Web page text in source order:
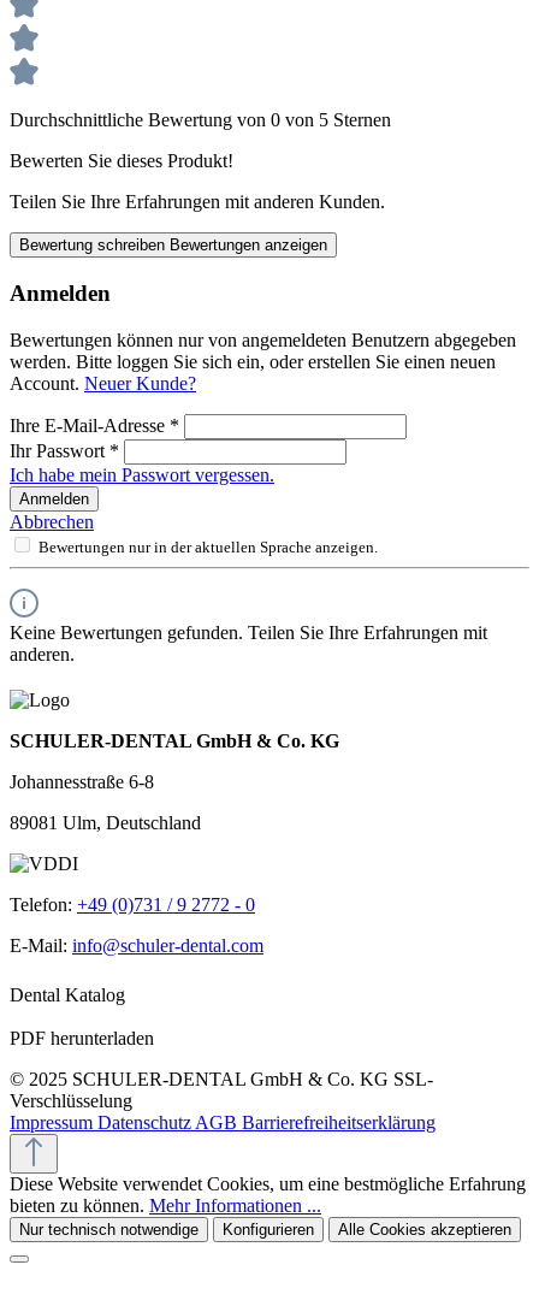
Durchschnittliche Bewertung von 0 von 5 Sternen
Bewerten Sie dieses Produkt!
Teilen Sie Ihre Erfahrungen mit anderen Kunden.
Bewertung schreiben Bewertungen anzeigen
Anmelden
Bewertungen können nur von angemeldeten Benutzern abgegeben
werden. Bitte loggen Sie sich ein, oder erstellen Sie einen neuen
Account. Neuer Kunde?
Ihre E-Mail-Adresse *
Ihr Passwort *
Ich habe mein Passwort vergessen.
Anmelden
Abbrechen
Bewertungen nur in der aktuellen Sprache anzeigen.
Keine Bewertungen gefunden. Teilen Sie Ihre Erfahrungen mit
anderen.
SCHULER-DENTAL GmbH & Co. KG
Johannesstraße 6-8
89081 Ulm, Deutschland
Telefon: +49 (0)731 / 9 2772 - 0
E-Mail: info@schuler-dental.com
Dental Katalog
PDF herunterladen
© 2025 SCHULER-DENTAL GmbH & Co. KG SSL-
Verschlüsselung
Impressum Datenschutz AGB Barrierefreiheitserklärung
Diese Website verwendet Cookies, um eine bestmögliche Erfahrung
bieten zu können. Mehr Informationen ...
Nur technisch notwendige Konfigurieren Alle Cookies akzeptieren